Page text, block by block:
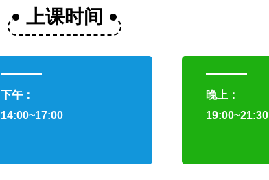
上课时间
下午：
14:00~17:00
晚上：
19:00~21:30